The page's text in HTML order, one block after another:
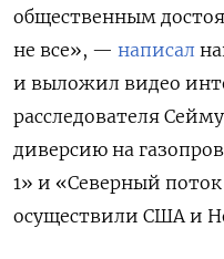
общественным
не все», — написал
и выложил видео
расследователя
диверсию на
1» и «Северный
осуществили США и